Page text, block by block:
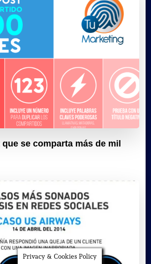
se comparta más de mil
Privacy & Cookies Policy